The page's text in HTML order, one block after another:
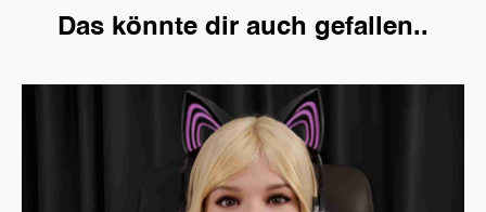
Das könnte dir auch gefallen..